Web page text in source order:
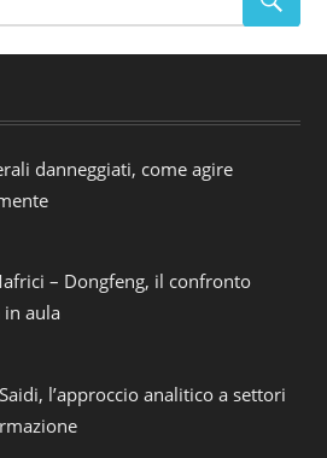
danneggiati, come agire
– Dongfeng, il confronto
aula
l’approccio analitico a settori